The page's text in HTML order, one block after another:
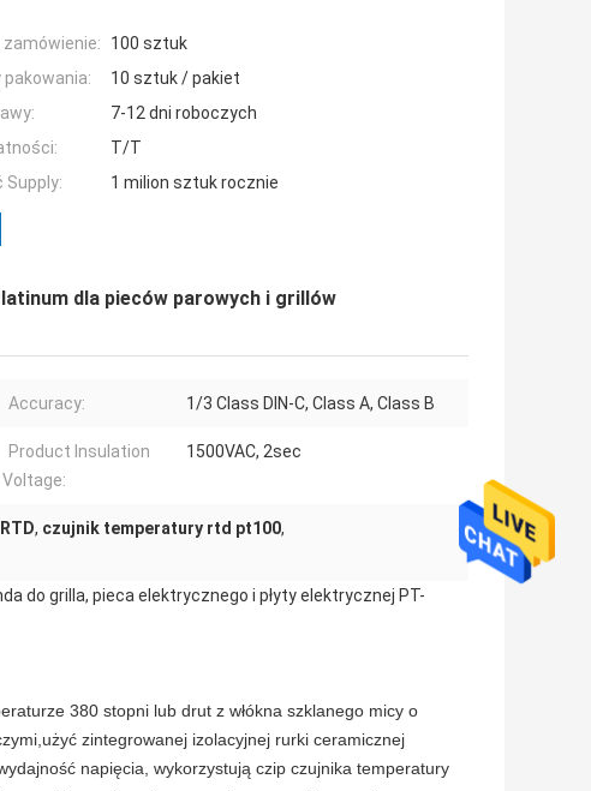
zamówienie:
100 sztuk
pakowania:
10 sztuk / pakiet
7-12 dni roboczych
T/T
Supply:
1 milion sztuk rocznie
dla pieców parowych i grillów
Accuracy: 1/3 Class DIN-C, Class A, Class B
Product Insulation
Voltage:
1500VAC, 2sec
, czujnik temperatury rtd pt100,
do grilla, pieca elektrycznego i płyty elektrycznej PT-
380 stopni lub drut z włókna szklanego micy o
zintegrowanej izolacyjnej rurki ceramicznej
napięcia, wykorzystują czip czujnika temperatury